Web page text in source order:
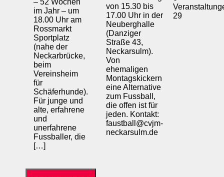
im Jahr – um
18.00 Uhr am
Rossmarkt
Sportplatz
(nahe der
Neckarbrücke,
beim
Vereinsheim
für
Schäferhunde).
Für junge und
alte, erfahrene
und
unerfahrene
Fussballer, die
[…]
von 15.30 bis
17.00 Uhr in der
Neuberghalle
(Danziger
Straße 43,
Neckarsulm).
Von
ehemaligen
Montagskickern
eine Alternative
zum Fussball,
die offen ist für
jeden. Kontakt:
faustball@cvjm-
neckarsulm.de
29